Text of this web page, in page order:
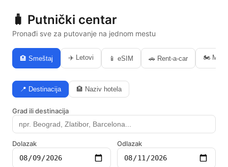
🧳 Putnički centar
Pronađi sve za putovanje na jednom mestu
🏨 Smeštaj ✈️ Letovi 📱 eSIM 🚗 Rent-a-car 🏍️
📍 Destinacija 🏨 Naziv hotela
Grad ili destinacija
Dolazak Odlazak